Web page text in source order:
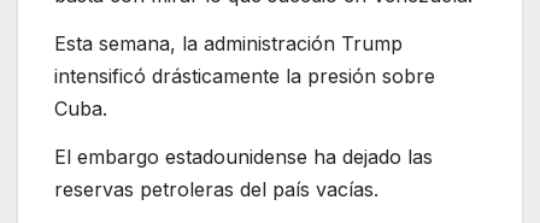
Esta semana, la administración Trump
intensificó drásticamente la presión sobre
Cuba.
El embargo estadounidense ha dejado las
reservas petroleras del país vacías.